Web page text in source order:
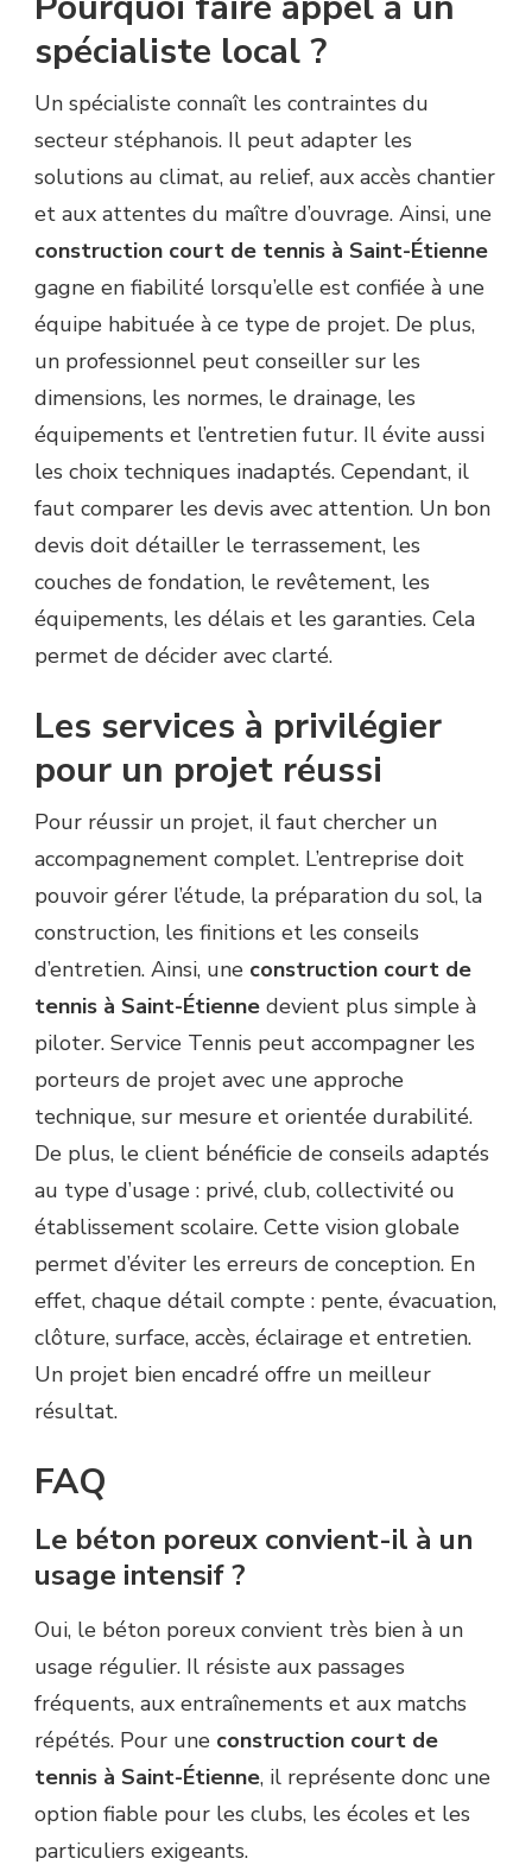
spécialiste local ?
Un spécialiste connaît les contraintes du
secteur stéphanois. Il peut adapter les
solutions au climat, au relief, aux accès chantier
et aux attentes du maître d’ouvrage. Ainsi, une
construction court de tennis à Saint-Étienne
gagne en fiabilité lorsqu’elle est confiée à une
équipe habituée à ce type de projet. De plus,
un professionnel peut conseiller sur les
dimensions, les normes, le drainage, les
équipements et l’entretien futur. Il évite aussi
les choix techniques inadaptés. Cependant, il
faut comparer les devis avec attention. Un bon
devis doit détailler le terrassement, les
couches de fondation, le revêtement, les
équipements, les délais et les garanties. Cela
permet de décider avec clarté.
Les services à privilégier
pour un projet réussi
Pour réussir un projet, il faut chercher un
accompagnement complet. L’entreprise doit
pouvoir gérer l’étude, la préparation du sol, la
construction, les finitions et les conseils
d’entretien. Ainsi, une construction court de
tennis à Saint-Étienne devient plus simple à
piloter. Service Tennis peut accompagner les
porteurs de projet avec une approche
technique, sur mesure et orientée durabilité.
De plus, le client bénéficie de conseils adaptés
au type d’usage : privé, club, collectivité ou
établissement scolaire. Cette vision globale
permet d’éviter les erreurs de conception. En
effet, chaque détail compte : pente, évacuation,
clôture, surface, accès, éclairage et entretien.
Un projet bien encadré offre un meilleur
résultat.
FAQ
Le béton poreux convient-il à un
usage intensif ?
Oui, le béton poreux convient très bien à un
usage régulier. Il résiste aux passages
fréquents, aux entraînements et aux matchs
répétés. Pour une construction court de
tennis à Saint-Étienne, il représente donc une
option fiable pour les clubs, les écoles et les
particuliers exigeants.